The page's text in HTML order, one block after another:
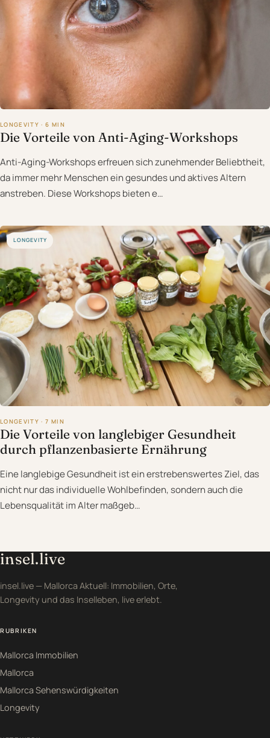
LONGEVITY · 6 MIN
Die Vorteile von Anti-Aging-Workshops
Anti-Aging-Workshops erfreuen sich zunehmender Beliebtheit,
da immer mehr Menschen ein gesundes und aktives Altern
anstreben. Diese Workshops bieten e…
LONGEVITY
LONGEVITY · 7 MIN
Die Vorteile von langlebiger Gesundheit
durch pflanzenbasierte Ernährung
Eine langlebige Gesundheit ist ein erstrebenswertes Ziel, das
nicht nur das individuelle Wohlbefinden, sondern auch die
Lebensqualität im Alter maßgeb…
insel.live
insel.live — Mallorca Aktuell: Immobilien, Orte,
Longevity und das Inselleben, live erlebt.
RUBRIKEN
Mallorca Immobilien
Mallorca
Mallorca Sehenswürdigkeiten
Longevity